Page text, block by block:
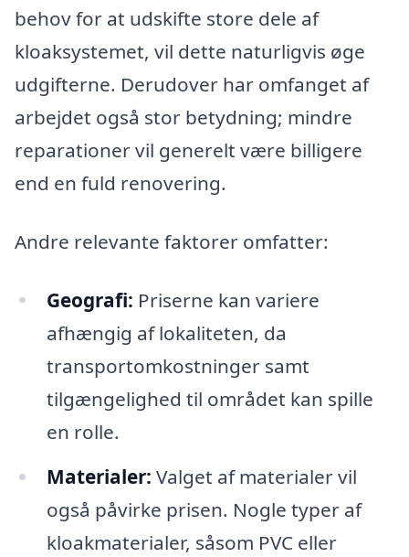
behov for at udskifte store dele af
kloaksystemet, vil dette naturligvis øge
udgifterne. Derudover har omfanget af
arbejdet også stor betydning; mindre
reparationer vil generelt være billigere
end en fuld renovering.
Andre relevante faktorer omfatter:
Geografi: Priserne kan variere
afhængig af lokaliteten, da
transportomkostninger samt
tilgængelighed til området kan spille
en rolle.
Materialer: Valget af materialer vil
også påvirke prisen. Nogle typer af
kloakmaterialer, såsom PVC eller